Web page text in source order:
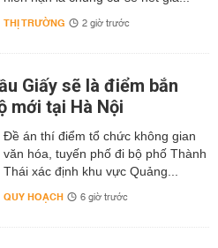
THỊ TRƯỜNG 2 giờ trước
Giấy sẽ là điểm bắn
mới tại Hà Nội
Đề án thí điểm tổ chức không gian
văn hóa, tuyến phố đi bộ phố Thành
Thái xác định khu vực Quảng...
QUY HOẠCH 6 giờ trước